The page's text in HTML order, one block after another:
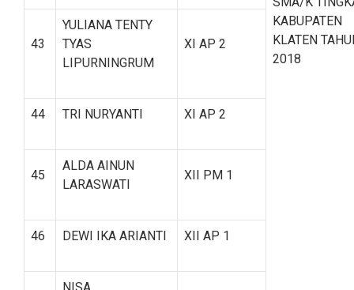
KABUPATEN
KLATEN
2018
43
YULIANA TENTY
TYAS
LIPURNINGRUM
XI AP 2
44 TRI NURYANTI XI AP 2
45
ALDA AINUN
LARASWATI
XII PM 1
46 DEWI IKA ARIANTI XII AP 1
NISA